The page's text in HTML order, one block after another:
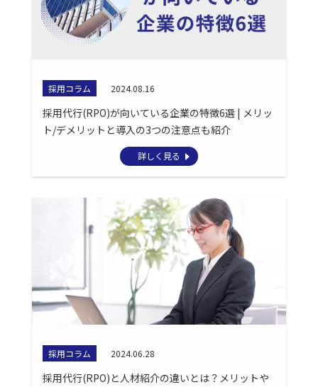
採用コラム 2024.08.16
採用代行(RPO)が向いている企業の特徴6選 | メリッ
ト/デメリットと導入の3つの注意点も紹介
詳しく見る
採用コラム 2024.06.28
採用代行(RPO)と人材紹介の違いとは？メリットや